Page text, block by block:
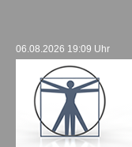
06.08.2026 19:09 Uhr